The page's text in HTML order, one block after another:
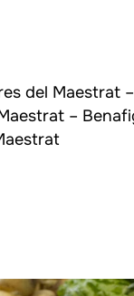
del Maestrat
–